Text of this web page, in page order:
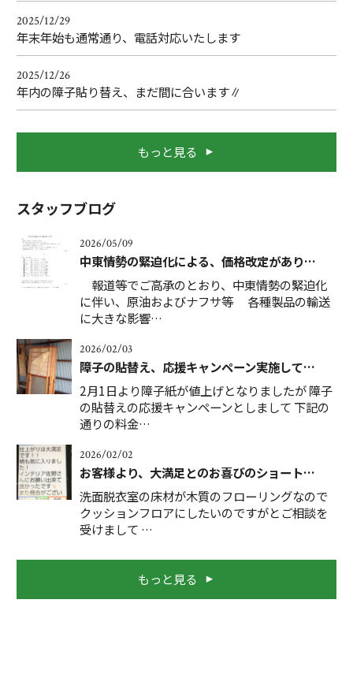
2025/12/29
年末年始も通常通り、電話対応いたします
2025/12/26
年内の障子貼り替え、まだ間に合います∥
もっと見る
スタッフブログ
2026/05/09
中東情勢の緊迫化による、価格改定があり…
報道等でご高承のとおり、中東情勢の緊迫化
に伴い、原油およびナフサ等 各種製品の輸送
に大きな影響…
2026/02/03
障子の貼替え、応援キャンペーン実施して…
2月1日より障子紙が値上げとなりましたが 障子
の貼替えの応援キャンペーンとしまして 下記の
通りの料金…
2026/02/02
お客様より、大満足とのお喜びのショート…
洗面脱衣室の床材が木質のフローリングなので
クッションフロアにしたいのですがとご相談を
受けまして …
もっと見る